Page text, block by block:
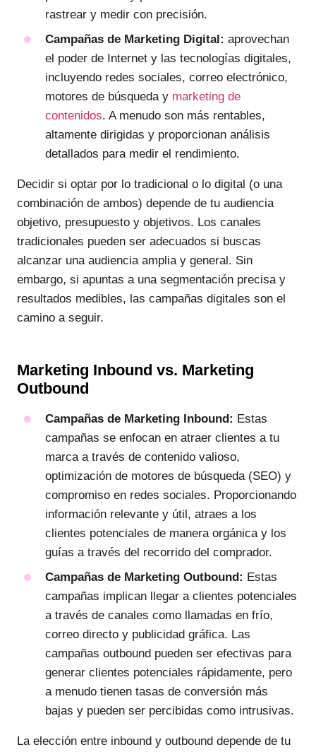
rastrear y medir con precisión.
Campañas de Marketing Digital: aprovechan
el poder de Internet y las tecnologías digitales,
incluyendo redes sociales, correo electrónico,
motores de búsqueda y marketing de
contenidos. A menudo son más rentables,
altamente dirigidas y proporcionan análisis
detallados para medir el rendimiento.
Decidir si optar por lo tradicional o lo digital (o una
combinación de ambos) depende de tu audiencia
objetivo, presupuesto y objetivos. Los canales
tradicionales pueden ser adecuados si buscas
alcanzar una audiencia amplia y general. Sin
embargo, si apuntas a una segmentación precisa y
resultados medibles, las campañas digitales son el
camino a seguir.
Marketing Inbound vs. Marketing
Outbound
Campañas de Marketing Inbound: Estas
campañas se enfocan en atraer clientes a tu
marca a través de contenido valioso,
optimización de motores de búsqueda (SEO) y
compromiso en redes sociales. Proporcionando
información relevante y útil, atraes a los
clientes potenciales de manera orgánica y los
guías a través del recorrido del comprador.
Campañas de Marketing Outbound: Estas
campañas implican llegar a clientes potenciales
a través de canales como llamadas en frío,
correo directo y publicidad gráfica. Las
campañas outbound pueden ser efectivas para
generar clientes potenciales rápidamente, pero
a menudo tienen tasas de conversión más
bajas y pueden ser percibidas como intrusivas.
La elección entre inbound y outbound depende de tu